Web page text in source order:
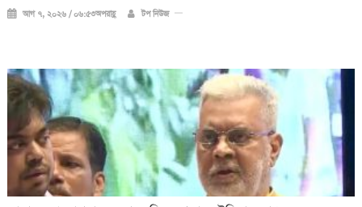
আগ ৭, ২০২৬ / ০৬:৫৩অপরাহ্ণ টপ নিউজ